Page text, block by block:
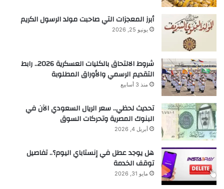
أبرز المعجزات التي صاحبت مولد الرسول الكريم
يونيو 25, 2026
شروط الالتحاق بالكليات العسكرية 2026.. رابط
التقديم الرسمي والأوراق المطلوبة
منذ 3 أسابيع
تحديث لحظي.. سعر الريال السعودي الآن في
البنوك المصرية وتحركات السوق
أبريل 4, 2026
هل يوجد عطل في إنستاباي اليوم؟.. تفاصيل
توقف الخدمة
مايو 31, 2026